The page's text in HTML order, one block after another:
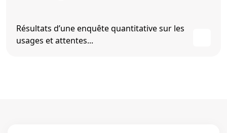
Résultats d’une enquête quantitative sur les
usages et attentes...